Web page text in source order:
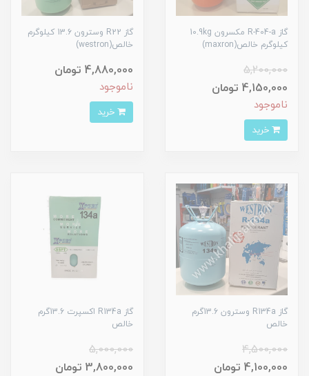
گاز R-404-a مکسرون 10.9kg
کیلوگرم خالص(maxron)
5,200,000
4,150,000 تومان
ناموجود
گاز R22 وسترون 13.6 کیلوگرم
خالص(westron)
4,880,000 تومان
ناموجود
گاز R134a وسترون 13.6گرم
خالص
4,500,000
4,100,000 تومان
گاز R134a اکسپرت 13.6گرم
خالص
5,000,000
3,800,000 تومان